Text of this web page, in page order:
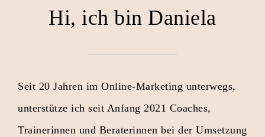
Hi, ich bin Daniela
Seit 20 Jahren im Online-Marketing unterwegs,
unterstütze ich seit Anfang 2021 Coaches,
Trainerinnen und Beraterinnen bei der Umsetzung